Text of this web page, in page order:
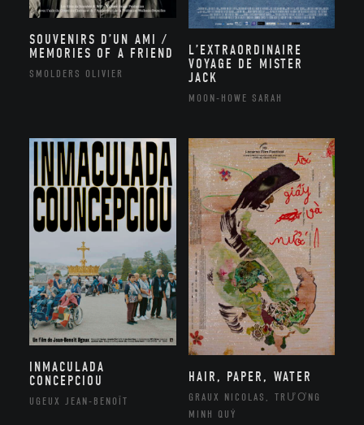
SOUVENIRS D’UN AMI /
MEMORIES OF A FRIEND
SMOLDERS OLIVIER
L’EXTRAORDINAIRE
VOYAGE DE MISTER
JACK
MOON-HOWE SARAH
INMACULADA
CONCEPCIOU
UGEUX JEAN-BENOÎT
HAIR, PAPER, WATER
GRAUX NICOLAS, TRƯƠNG
MINH QUÝ